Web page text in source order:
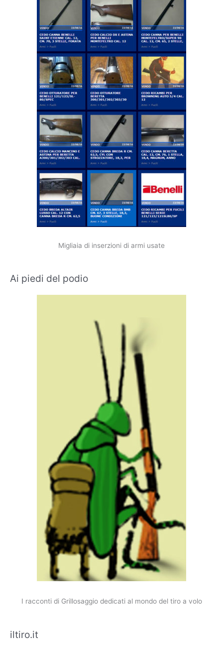
Migliaia di inserzioni di armi usate
Ai piedi del podio
I racconti di Grillosaggio dedicati al mondo del tiro a volo
iltiro.it